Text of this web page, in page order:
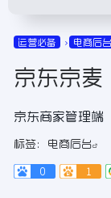
运营必备 电商后台
京东京麦
京东商家管理端
标签： 电商后台
0 1